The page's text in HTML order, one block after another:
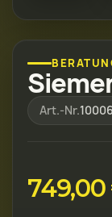
Art.-Nr.